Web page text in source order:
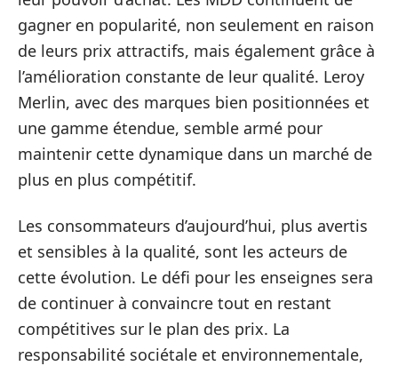
gagner en popularité, non seulement en raison
de leurs prix attractifs, mais également grâce à
l’amélioration constante de leur qualité. Leroy
Merlin, avec des marques bien positionnées et
une gamme étendue, semble armé pour
maintenir cette dynamique dans un marché de
plus en plus compétitif.
Les consommateurs d’aujourd’hui, plus avertis
et sensibles à la qualité, sont les acteurs de
cette évolution. Le défi pour les enseignes sera
de continuer à convaincre tout en restant
compétitives sur le plan des prix. La
responsabilité sociétale et environnementale,